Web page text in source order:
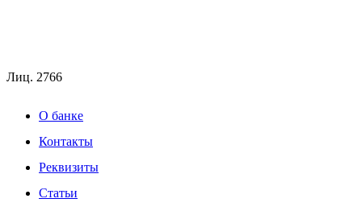
Лиц. 2766
О банке
Контакты
Реквизиты
Статьи